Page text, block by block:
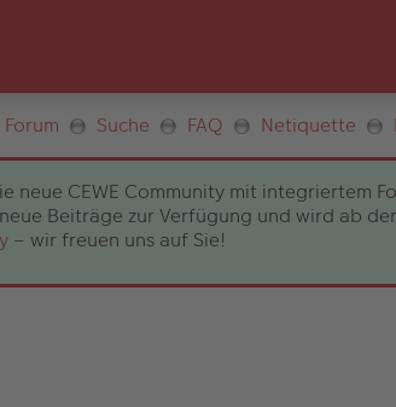
Forum Suche FAQ Netiquette
neue CEWE Community mit integriertem
Beiträge zur Verfügung und wird ab
– wir freuen uns auf Sie!